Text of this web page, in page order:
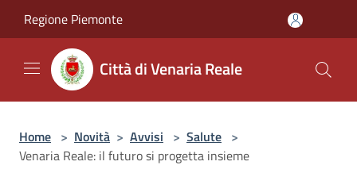
Regione Piemonte
Città di Venaria Reale
Home > Novità > Avvisi > Salute >
Venaria Reale: il futuro si progetta insieme